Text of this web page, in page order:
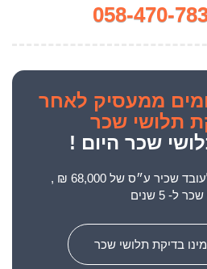
ממעסיק לאחר
תלושי שכר
שכר היום !
פיצוי כספי ממוצע לעובד שכיר ע״ס של 68,000 ₪ ,
5 שנים